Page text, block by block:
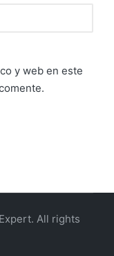
y web en este
All rights